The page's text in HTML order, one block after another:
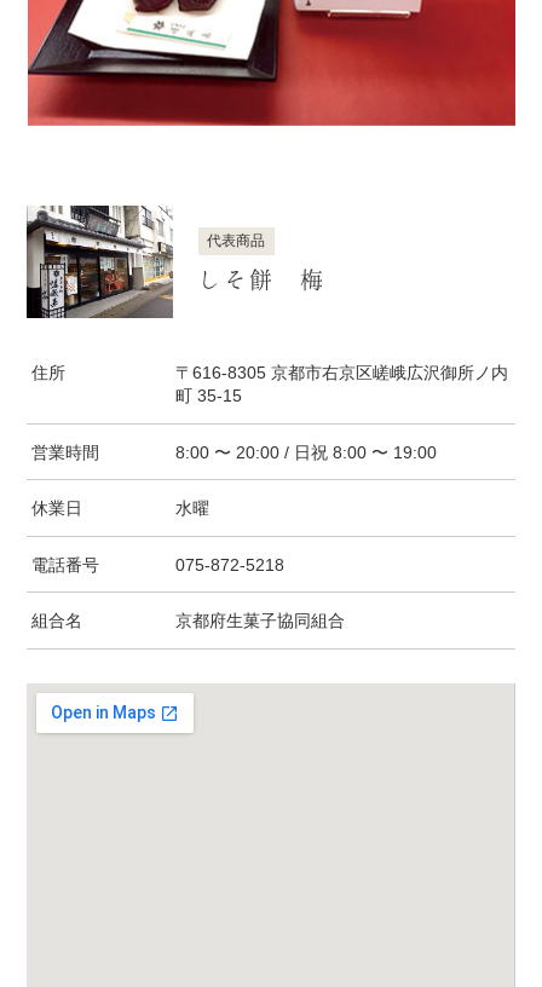
代表商品
しそ餅 梅
住所
〒616-8305 京都市右京区嵯峨広沢御所ノ内
町 35-15
営業時間 8:00 〜 20:00 / 日祝 8:00 〜 19:00
休業日 水曜
電話番号 075-872-5218
組合名 京都府生菓子協同組合